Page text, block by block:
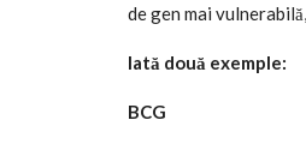
de gen mai
Iată două exemple:
BCG